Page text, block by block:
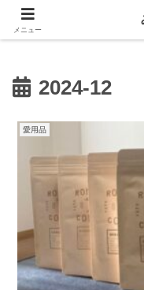
新しい記
2024-12
愛用品
メニュー